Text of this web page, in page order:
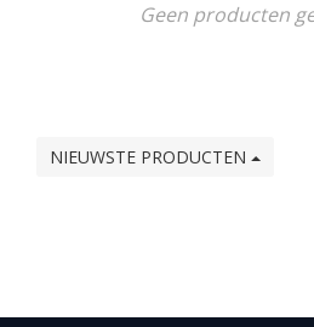
Geen producten
NIEUWSTE PRODUCTEN